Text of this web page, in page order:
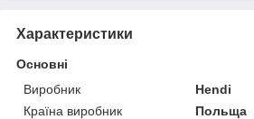
Характеристики
Основні
Виробник
Hendi
Країна виробник
Польща